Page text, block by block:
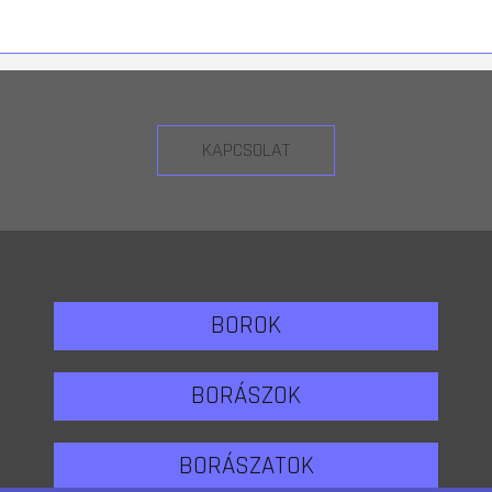
KAPCSOLAT
BOROK
BORÁSZOK
BORÁSZATOK